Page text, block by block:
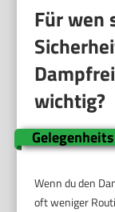
Für wen
wichtig?
Wenn du den
oft weniger